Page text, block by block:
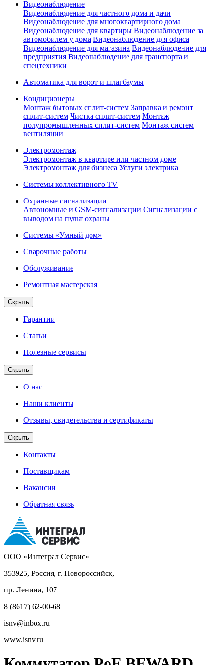
Видеонаблюдение
Видеонаблюдение для частного дома и дачи
Видеонаблюдение для многоквартирного дома
Видеонаблюдение для квартиры Видеонаблюдение за
автомобилем у дома Видеонаблюдение для офиса
Видеонаблюдение для магазина Видеонаблюдение для
предприятия Видеонаблюдение для транспорта и
спецтехники
Автоматика для ворот и шлагбаумы
Кондиционеры
Монтаж бытовых сплит-систем Заправка и ремонт
сплит-систем Чистка сплит-систем Монтаж
полупромышленных сплит-систем Монтаж систем
вентиляции
Электромонтаж
Электромонтаж в квартире или частном доме
Электромонтаж для бизнеса Услуги электрика
Системы коллективного TV
Охранные сигнализации
Автономные и GSM-сигнализации Сигнализации с
выводом на пульт охраны
Системы «Умный дом»
Сварочные работы
Обслуживание
Ремонтная мастерская
Скрыть
Гарантии
Статьи
Полезные сервисы
Скрыть
О нас
Наши клиенты
Отзывы, свидетельства и сертификаты
Скрыть
Контакты
Поставщикам
Вакансии
Обратная связь
ООО «Интеграл Сервис»
353925, Россия, г. Новороссийск,
пр. Ленина, 107
8 (8617) 62-00-68
isnv@inbox.ru
www.isnv.ru